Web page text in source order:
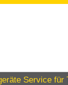
Service